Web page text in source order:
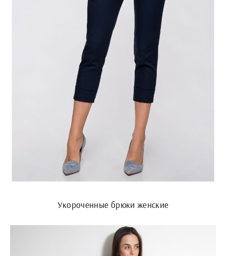
Укороченные брюки женские